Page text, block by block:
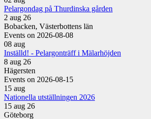
Pelargondag på Thurdinska gården
2 aug 26
Bobacken, Västerbottens län
Events on 2026-08-08
08 aug
Inställd! - Pelargonträff i Mälarhöjden
8 aug 26
Hägersten
Events on 2026-08-15
15 aug
Nationella utställningen 2026
15 aug 26
Göteborg